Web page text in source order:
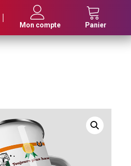
|
Mon compte Panier